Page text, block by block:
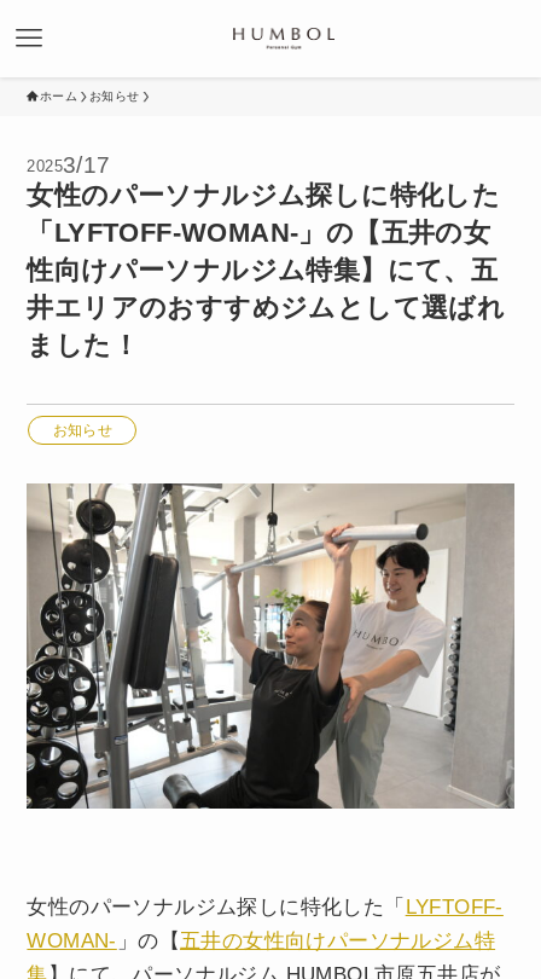
ホーム お知らせ
女性のパーソナルジム探しに特化した
「LYFTOFF-WOMAN-」の【五井の女
性向けパーソナルジム特集】にて、五
井エリアのおすすめジムとして選ばれ
ました！
20253/17
お知らせ
女性のパーソナルジム探しに特化した「 LYFTOFF-
WOMAN- 」の【 五井の女性向けパーソナルジム特